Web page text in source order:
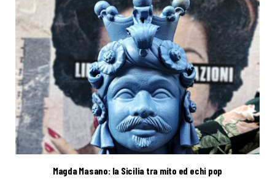
Magda Masano: la Sicilia tra mito ed echi pop